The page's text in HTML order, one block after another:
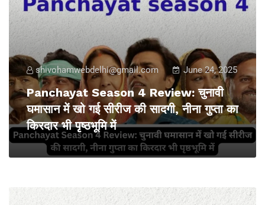
shivohamwebdelhi@gmail.com June 24, 2025
Panchayat Season 4 Review: चुनावी
घमासान में खो गई सीरीज की सादगी, नीना गुप्ता का
किरदार भी पृष्ठभूमि में